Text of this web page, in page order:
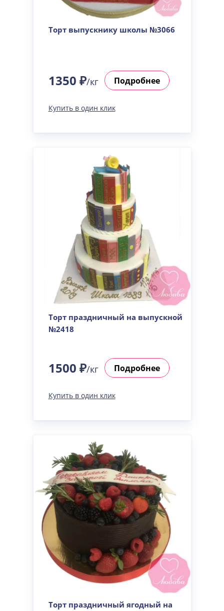
Торт выпускнику школы №3066
1350 ₽/кг Подробнее
Купить в один клик
Торт праздничный на выпускной
№2418
1500 ₽/кг Подробнее
Купить в один клик
Торт праздничный ягодный на